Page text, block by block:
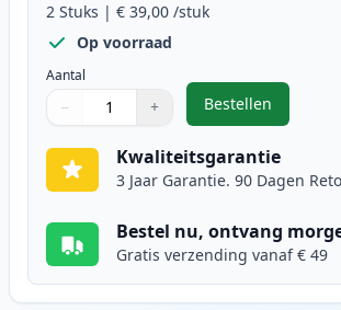
2 Stuks | € 39,00 /stuk
Op voorraad
Aantal
Gebruik de knoppen om aan te passen
− +
1
Bestellen
,2 stuks
Kwaliteitsgarantie
3 Jaar Garantie. 90 Dagen
Bestel nu, ontvang
Gratis verzending vanaf € 49